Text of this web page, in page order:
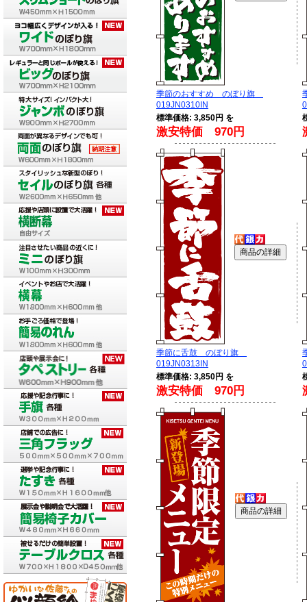
季節のおすすめ のぼり旗
019JN0310IN
標準価格: 3,850円 を
激安特価 970円
季節に舌鼓 のぼり旗
019JN0313IN
標準価格: 3,850円 を
激安特価 970円